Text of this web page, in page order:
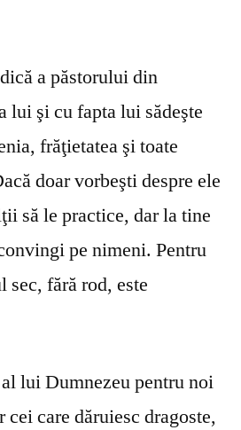
a păstorului din
lui şi cu fapta lui sădeşte
frăţietatea şi toate
doar vorbeşti despre ele
să le practice, dar la tine
pe nimeni. Pentru
sec, fără rod, este
lui Dumnezeu pentru noi
cei care dăruiesc dragoste,